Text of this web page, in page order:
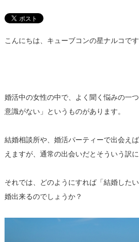
こんにちは、キューブコンの星ナルコです
婚活中の女性の中で、よく聞く悩みの一
意識がない」というものがあります。
結婚相談所や、 婚活パーティーで出会え
えますが、 通常の出会いだとそういう訳に
それでは、どのようにすれば「結婚したい
婚出来るのでしょうか？